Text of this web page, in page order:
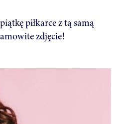
piłkarce z tą samą
zdjęcie!